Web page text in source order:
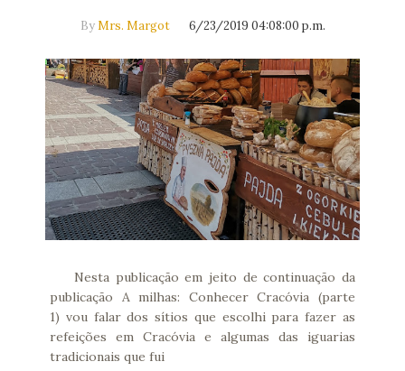
ByMrs. Margot 6/23/2019 04:08:00 p.m.
Nesta publicação em jeito de continuação da
publicação A milhas: Conhecer Cracóvia (parte
1) vou falar dos sítios que escolhi para fazer as
refeições em Cracóvia e algumas das iguarias
tradicionais que fui